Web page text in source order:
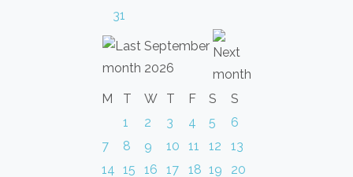
31
September
2026
M T W T F S
S
1
2 3 4 5
6
7
8 9 10 11 12
13
14 15 16 17 18 19
20